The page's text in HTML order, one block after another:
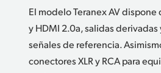
El modelo Teranex AV dispone
y HDMI 2.0a, salidas
señales de referencia.
conectores XLR y RCA para